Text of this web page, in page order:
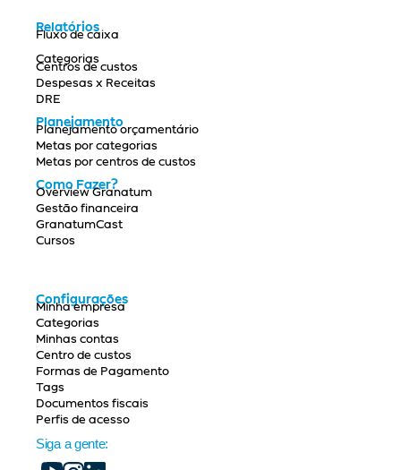
Relatórios
Fluxo de caixa
Categorias
Centros de custos
Despesas x Receitas
DRE
Planejamento
Planejamento orçamentário
Metas por categorias
Metas por centros de custos
Como Fazer?
Overview Granatum
Gestão financeira
GranatumCast
Cursos
Configurações
Minha empresa
Categorias
Minhas contas
Centro de custos
Formas de Pagamento
Tags
Documentos fiscais
Perfis de acesso
Siga a gente: